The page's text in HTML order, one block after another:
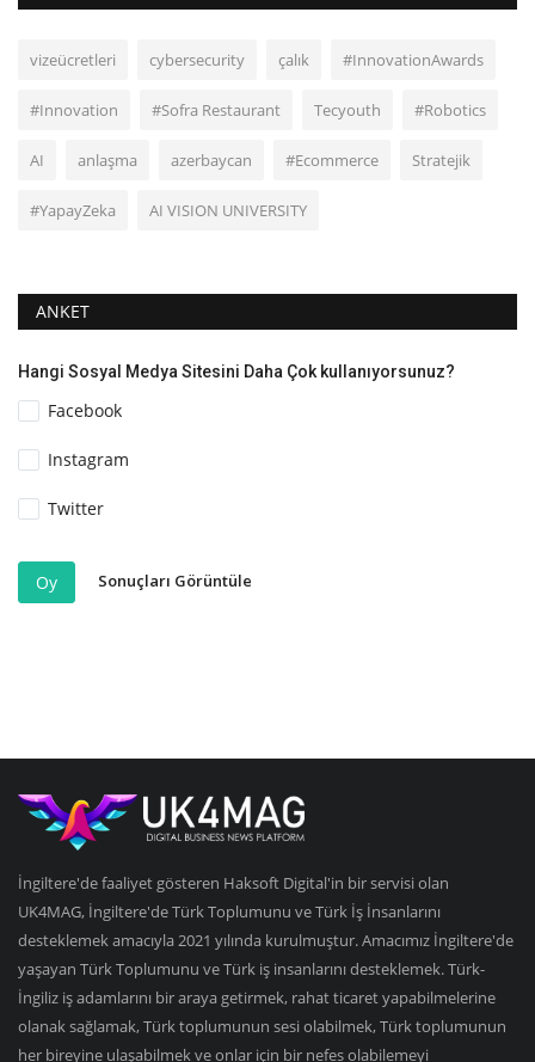
vizeücretleri cybersecurity çalık #InnovationAwards
#Innovation #Sofra Restaurant Tecyouth #Robotics
AI anlaşma azerbaycan #Ecommerce Stratejik
#YapayZeka AI VISION UNIVERSITY
ANKET
Hangi Sosyal Medya Sitesini Daha Çok kullanıyorsunuz?
Facebook
Instagram
Twitter
Oy Sonuçları Görüntüle
İngiltere'de faaliyet gösteren Haksoft Digital'in bir servisi olan
UK4MAG, İngiltere'de Türk Toplumunu ve Türk İş İnsanlarını
desteklemek amacıyla 2021 yılında kurulmuştur. Amacımız İngiltere'de
yaşayan Türk Toplumunu ve Türk iş insanlarını desteklemek. Türk-
İngiliz iş adamlarını bir araya getirmek, rahat ticaret yapabilmelerine
olanak sağlamak, Türk toplumunun sesi olabilmek, Türk toplumunun
her bireyine ulaşabilmek ve onlar için bir nefes olabilemeyi